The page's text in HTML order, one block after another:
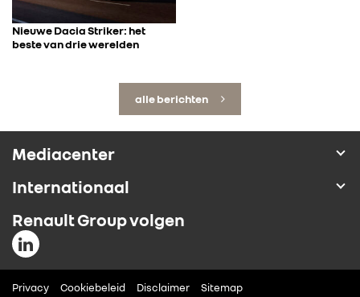
Nieuwe Dacia Striker: het
beste van drie werelden
alle berichten
Mediacenter
Internationaal
Renault Group volgen
Privacy Cookiebeleid Disclaimer Sitemap